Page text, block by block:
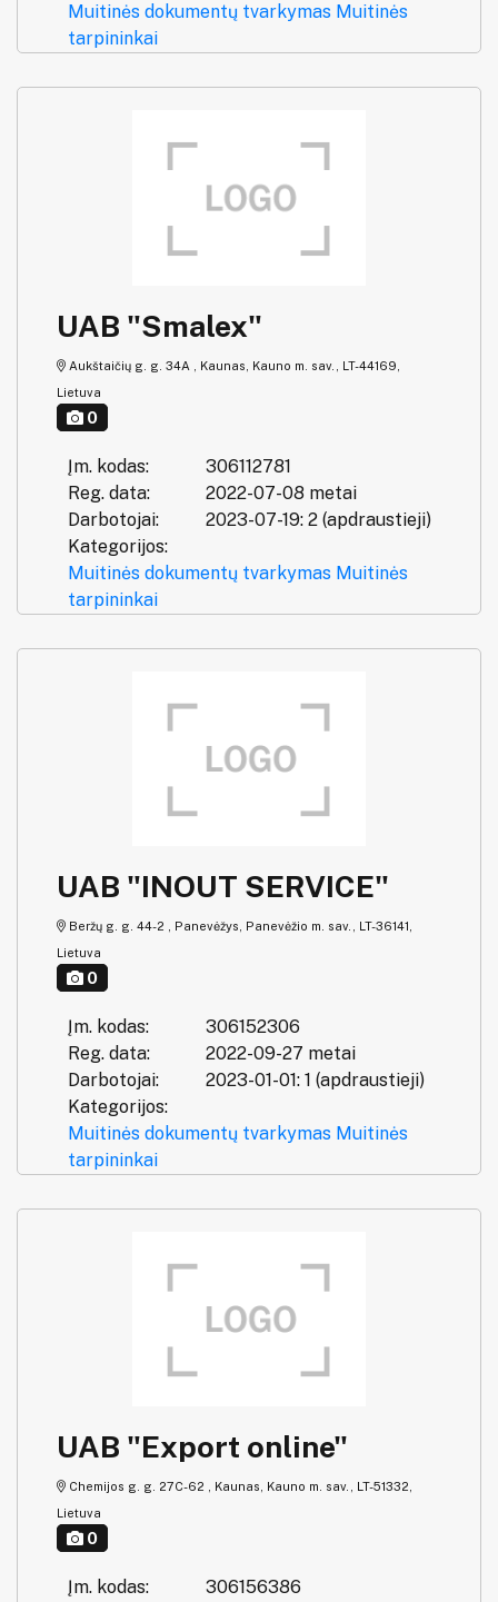
Muitinės dokumentų tvarkymas Muitinės
tarpininkai
UAB "Smalex"
Aukštaičių g. g. 34A , Kaunas, Kauno m. sav., LT-44169,
Lietuva
0
Įm. kodas:
306112781
Reg. data:
2022-07-08 metai
Darbotojai:
2023-07-19: 2 (apdraustieji)
Kategorijos:
Muitinės dokumentų tvarkymas Muitinės
tarpininkai
UAB "INOUT SERVICE"
Beržų g. g. 44-2 , Panevėžys, Panevėžio m. sav., LT-36141,
Lietuva
0
Įm. kodas:
306152306
Reg. data:
2022-09-27 metai
Darbotojai:
2023-01-01: 1 (apdraustieji)
Kategorijos:
Muitinės dokumentų tvarkymas Muitinės
tarpininkai
UAB "Export online"
Chemijos g. g. 27C-62 , Kaunas, Kauno m. sav., LT-51332,
Lietuva
0
Įm. kodas: 306156386